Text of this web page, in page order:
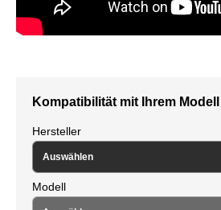
Kompatibilität mit Ihrem
Hersteller
Modell